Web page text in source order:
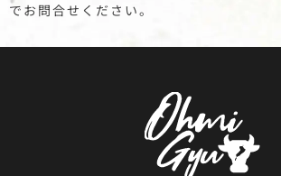
でお問合せください。